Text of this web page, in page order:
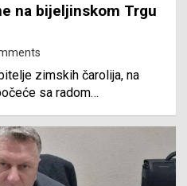
na bijeljinskom Trgu
zimskih čarolija, na
sa radom…